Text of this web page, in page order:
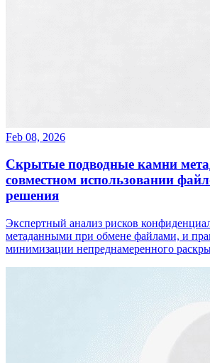
Feb 08, 2026
Скрытые подводные камни
совместном использовании
решения
Экспертный анализ рисков
метаданными при обмене файлами, и
минимизации непреднамеренного